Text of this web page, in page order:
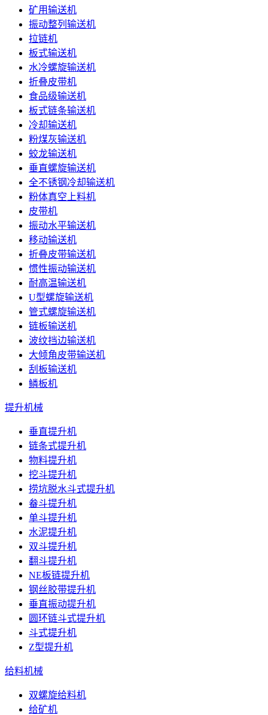
矿用输送机
振动整列输送机
拉链机
板式输送机
水冷螺旋输送机
折叠皮带机
食品级输送机
板式链条输送机
冷却输送机
粉煤灰输送机
蛟龙输送机
垂直螺旋输送机
全不锈钢冷却输送机
粉体真空上料机
皮带机
振动水平输送机
移动输送机
折叠皮带输送机
惯性振动输送机
耐高温输送机
U型螺旋输送机
管式螺旋输送机
链板输送机
波纹挡边输送机
大倾角皮带输送机
刮板输送机
鳞板机
提升机械
垂直提升机
链条式提升机
物料提升机
挖斗提升机
捞坑脱水斗式提升机
畚斗提升机
单斗提升机
水泥提升机
双斗提升机
翻斗提升机
NE板链提升机
钢丝胶带提升机
垂直振动提升机
圆环链斗式提升机
斗式提升机
Z型提升机
给料机械
双螺旋给料机
给矿机